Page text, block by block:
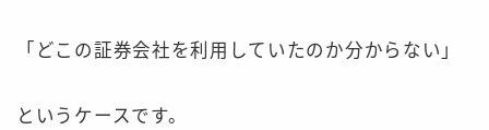
「どこの証券会社を利用していたのか分からない」
というケースです。